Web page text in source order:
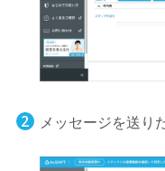
メッセージを送り